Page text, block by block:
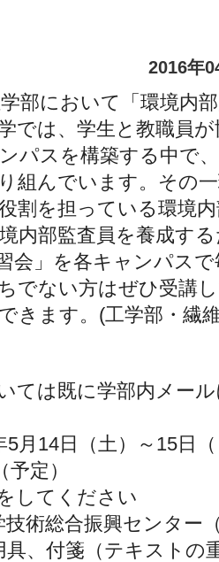
2016年
部において「環境内
では、学生と教職員
パスを構築する中で
組んでいます。その
割を担っている環境
内部監査員を養成す
会」を各キャンパス
でない方はぜひ受講
きます。(工学部・繊
ては既に学部内メー
5月14日（土）～15日
定）
してください
術総合振興センター
具、付箋（テキストの